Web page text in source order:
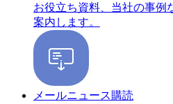
お役立ち資料、当社の事例
案内します。
メールニュース購読